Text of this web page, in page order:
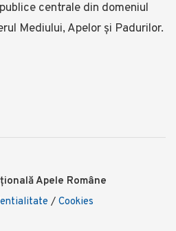
centrale din domeniul
Mediului, Apelor și Padurilor.
Apele Române
/ Cookies